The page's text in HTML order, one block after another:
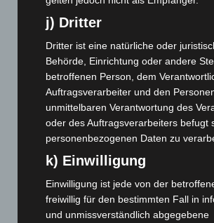
Februar 2024(103)
Januar 2024(111)
Dezember 2023(130)
November 2023 (130)
Oktober 2023(114)
September 2023(133)
August 2023
Juli 2023 (118)
Juni 2023(142)
Mai 2023 (139)
j) Dritter
Dritter ist eine natürliche oder
Behörde, Einrichtung oder andere
betroffenen Person, dem
Auftragsverarbeiter und den
unmittelbaren Verantwortung des
oder des Auftragsverarbeiters befugt
personenbezogenen Daten zu
k) Einwilligung
Einwilligung ist jede von der
freiwillig für den bestimmten Fall in
und unmissverständlich abgegebene